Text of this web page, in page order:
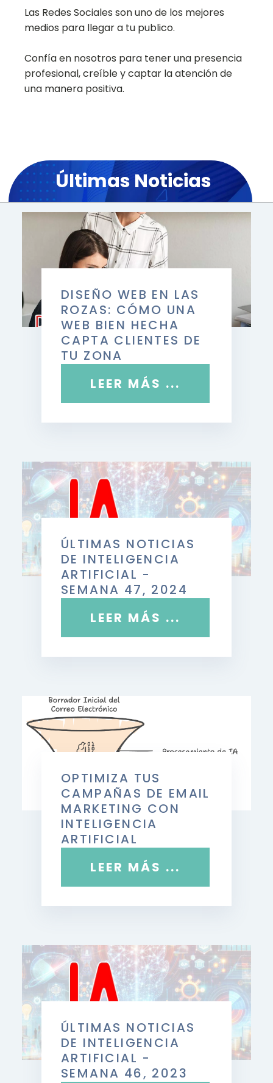
Las Redes Sociales son uno de los mejores
medios para llegar a tu publico.
Confía en nosotros para tener una presencia
profesional, creíble y captar la atención de
una manera positiva.
Últimas Noticias
DISEÑO WEB EN LAS
ROZAS: CÓMO UNA
WEB BIEN HECHA
CAPTA CLIENTES DE
TU ZONA
LEER MÁS ...
ÚLTIMAS NOTICIAS
DE INTELIGENCIA
ARTIFICIAL -
SEMANA 47, 2024
LEER MÁS ...
OPTIMIZA TUS
CAMPAÑAS DE EMAIL
MARKETING CON
INTELIGENCIA
ARTIFICIAL
LEER MÁS ...
ÚLTIMAS NOTICIAS
DE INTELIGENCIA
ARTIFICIAL -
SEMANA 46, 2023